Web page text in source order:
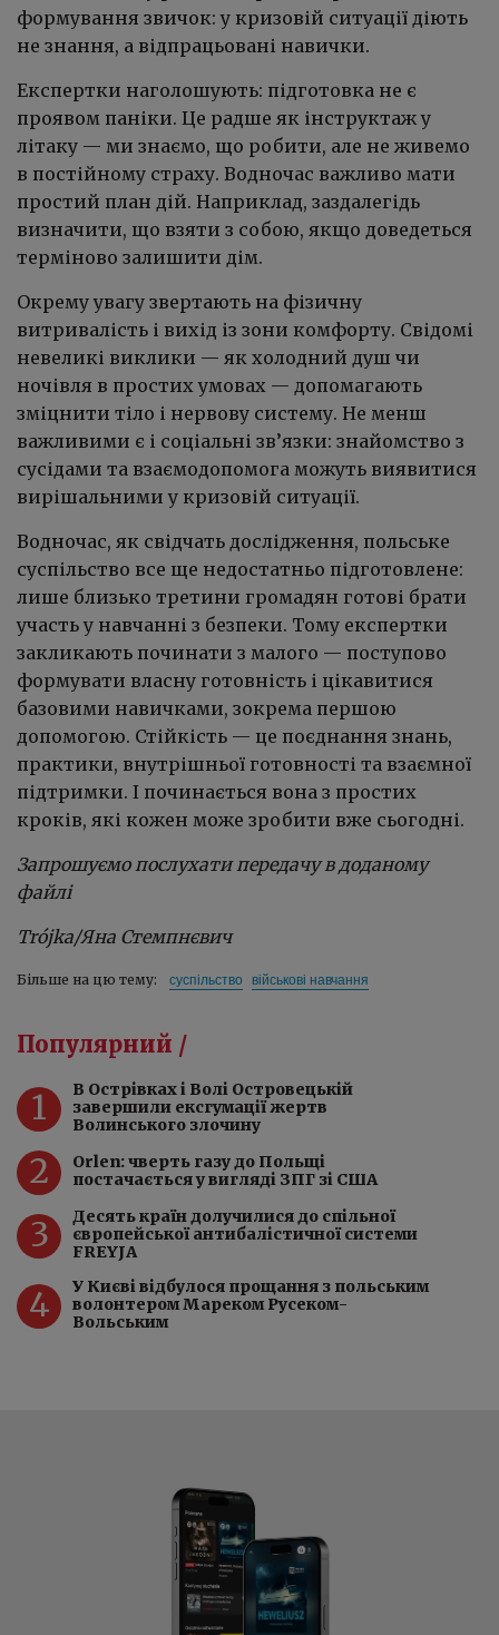
формування звичок: у кризовій ситуації діють
не знання, а відпрацьовані навички.
Експертки наголошують: підготовка не є
проявом паніки. Це радше як інструктаж у
літаку — ми знаємо, що робити, але не живемо
в постійному страху. Водночас важливо мати
простий план дій. Наприклад, заздалегідь
визначити, що взяти з собою, якщо доведеться
терміново залишити дім.
Окрему увагу звертають на фізичну
витривалість і вихід із зони комфорту. Свідомі
невеликі виклики — як холодний душ чи
ночівля в простих умовах — допомагають
зміцнити тіло і нервову систему. Не менш
важливими є і соціальні зв’язки: знайомство з
сусідами та взаємодопомога можуть виявитися
вирішальними у кризовій ситуації.
Водночас, як свідчать дослідження, польське
суспільство все ще недостатньо підготовлене:
лише близько третини громадян готові брати
участь у навчанні з безпеки. Тому експертки
закликають починати з малого — поступово
формувати власну готовність і цікавитися
базовими навичками, зокрема першою
допомогою. Стійкість — це поєднання знань,
практики, внутрішньої готовності та взаємної
підтримки. І починається вона з простих
кроків, які кожен може зробити вже сьогодні.
Запрошуємо послухати передачу в доданому
файлі
Trójka/Яна Стемпнєвич
Більше на цю тему: суспільство військові навчання
Популярний /
1
️В Острівках і Волі Островецькій
завершили ексгумації жертв
Волинського злочину
2
Orlen: чверть газу до Польщі
постачається у вигляді ЗПГ зі США
3
Десять країн долучилися до спільної
європейської антибалістичної системи
FREYJA
4
У Києві відбулося прощання з польським
волонтером Мареком Русеком-
Вольським